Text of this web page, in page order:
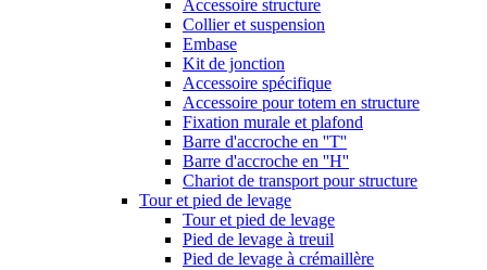
Accessoire structure
Collier et suspension
Embase
Kit de jonction
Accessoire spécifique
Accessoire pour totem en structure
Fixation murale et plafond
Barre d'accroche en ''T''
Barre d'accroche en ''H''
Chariot de transport pour structure
Tour et pied de levage
Tour et pied de levage
Pied de levage à treuil
Pied de levage à crémaillère